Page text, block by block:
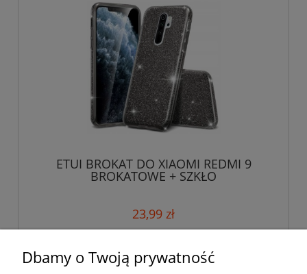
ETUI BROKAT DO XIAOMI REDMI 9
BROKATOWE + SZKŁO
23,99 zł
do koszyka
Dbamy o Twoją prywatność